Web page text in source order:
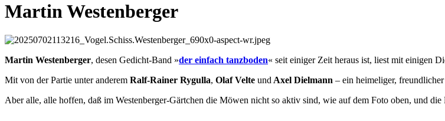
Martin Westenberger
Martin Westenberger, desen Gedicht-Band »der einfach tanzboden« seit einiger Zeit heraus ist, liest mit einigen
Mit von der Partie unter anderem Ralf-Rainer Rygulla, Olaf Velte undAxel Dielmann – ein heimeliger,
Aber alle, alle hoffen, daß im Westenberger-Gärtchen die Möwen nicht so aktiv sind, wie auf dem Foto oben, und